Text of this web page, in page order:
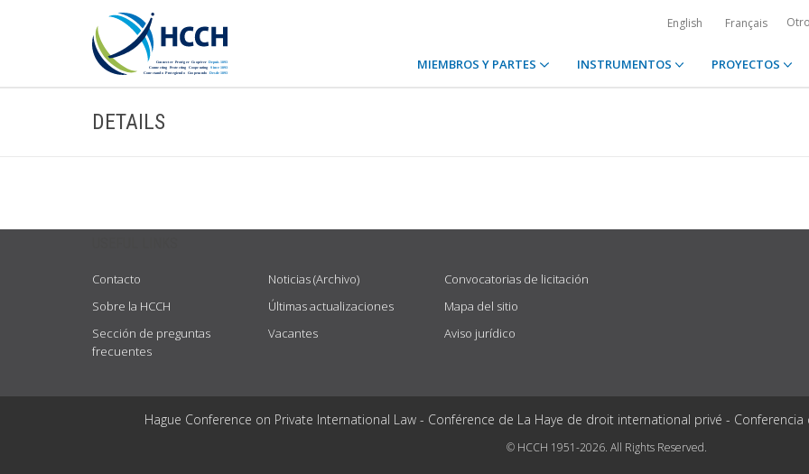
English Français
MIEMBROS Y PARTES INSTRUMENTOS PROYECTOS
DETAILS
Contacto
Sobre la HCCH
Sección de preguntas
frecuentes
Noticias (Archivo)
Últimas actualizaciones
Vacantes
Convocatorias de licitación
Mapa del sitio
Aviso jurídico
Hague Conference on Private International Law - Conférence de La Haye de droit international privé -
© HCCH 1951-2026. All Rights Reserved.